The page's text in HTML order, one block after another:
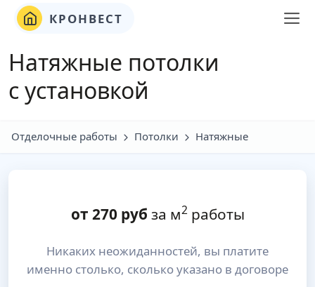
КРОНВЕСТ
Натяжные потолки
с установкой
Отделочные работы Потолки Натяжные
от 270руб за м2работы
Никаких неожиданностей, вы платите
именно столько, сколько указано в договоре